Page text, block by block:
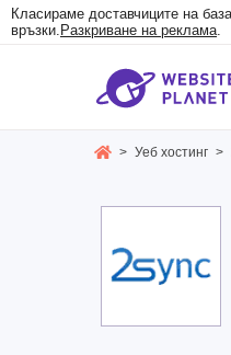
Класираме доставчиците на
връзки. Разкриване на реклама.
> Уеб хостинг >